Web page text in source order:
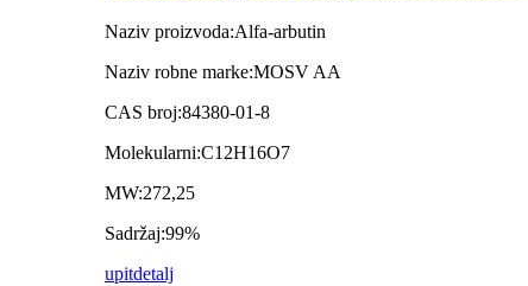
Naziv proizvoda:Alfa-arbutin
Naziv robne marke:MOSV AA
CAS broj:84380-01-8
Molekularni:C12H16O7
MW:272,25
Sadržaj:99%
upitdetalj